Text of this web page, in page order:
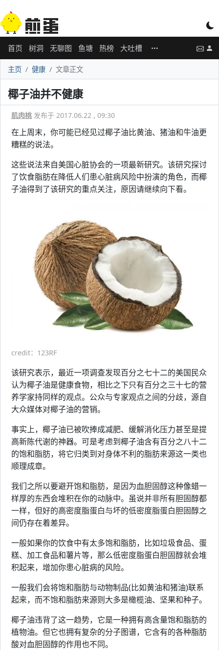
首页 树洞 无聊图 鱼塘 热榜 大吐槽
主页 健康 文章正文
椰子油并不健康
肌肉桃 发布于 2017.06.22 , 09:30
在上周末，你可能已经见过椰子油比黄油、猪油和牛油更
糟糕的说法。
这些说法来自美国心脏协会的一项最新研究。该研究探讨
了饮食脂肪在降低人们患心脏病风险中扮演的角色，而椰
子油得到了该研究的重点关注，原因请继续向下看。
credit：123RF
该研究表示，最近一项调查发现百分之七十二的美国民众
认为椰子油是健康食物，相比之下只有百分之三十七的营
养学家持同样的观点。公众与专家观点之间的分歧，源自
大众媒体对椰子油的营销。
事实上，椰子油已被吹捧成减肥、缓解消化压力甚至是提
高新陈代谢的神器。可是考虑到椰子油含有百分之八十二
的饱和脂肪，将它归类到对身体不利的脂肪来源这一类也
顺理成章。
我们之所以要避开饱和脂肪，是因为血胆固醇这种像蜡一
样厚的东西会堆积在你的动脉中。虽说并非所有胆固醇都
一样，但好的高密度脂蛋白与坏的低密度脂蛋白胆固醇之
间仍存在着差异。
一般如果你的饮食中有太多饱和脂肪，比如垃圾食品、蛋
糕、加工食品和薯片等，那么低密度脂蛋白胆固醇就会堆
积起来，增加你患心脏病的风险。
一般我们会将饱和脂肪与动物制品(比如黄油和猪油)联系
起来，而不饱和脂肪来源则大多是橄榄油、坚果和种子。
椰子油违背了这一趋势，它是一种拥有高含量饱和脂肪的
植物油。但它也拥有复杂的分子图谱，它含有的各种脂肪
酸对血胆固醇的作用也不同。